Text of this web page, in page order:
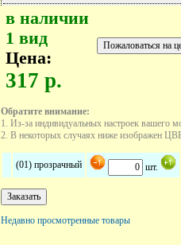
в наличии
1 вид
Цена:
317 р.
Обратите внимание:
1. Из-за индивидуальных настроек вашего
2. В некоторых случаях ниже изображен
(01) прозрачный шт.
Недавно просмотренные товары